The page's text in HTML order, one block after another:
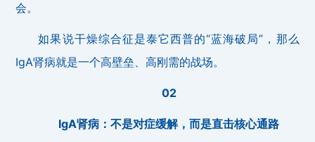
会。
如果说干燥综合征是泰它西普的“蓝海破局”，那么
IgA肾病就是一个高壁垒、高刚需的战场。
02
IgA肾病：不是对症缓解，而是直击核心通路